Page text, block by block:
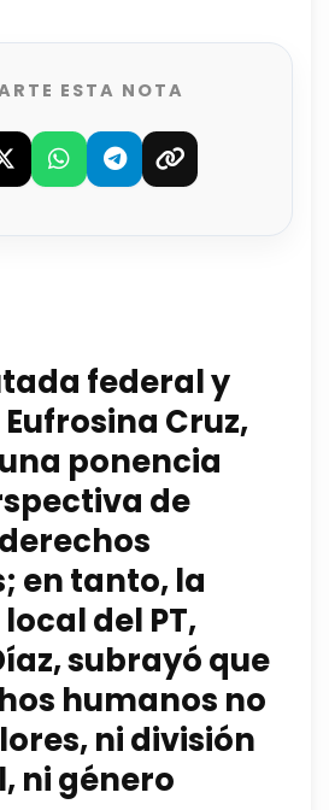
ESTA NOTA
federal y
Cruz,
ponencia
de
en tanto, la
del PT,
subrayó que
humanos no
ni división
ni género